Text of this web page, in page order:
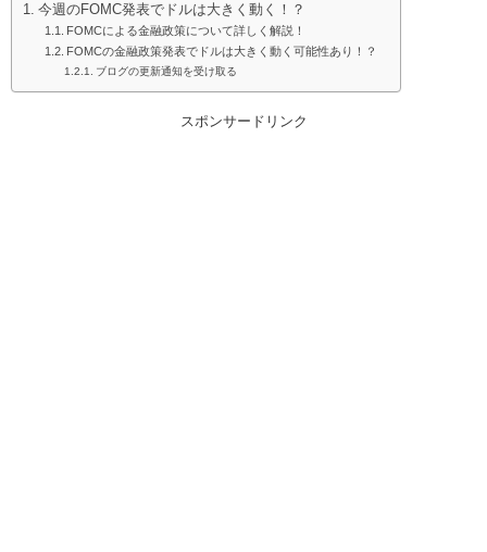
今週のFOMC発表でドルは大きく動く！？
FOMCによる金融政策について詳しく解説！
FOMCの金融政策発表でドルは大きく動く可能性あり！？
ブログの更新通知を受け取る
スポンサードリンク